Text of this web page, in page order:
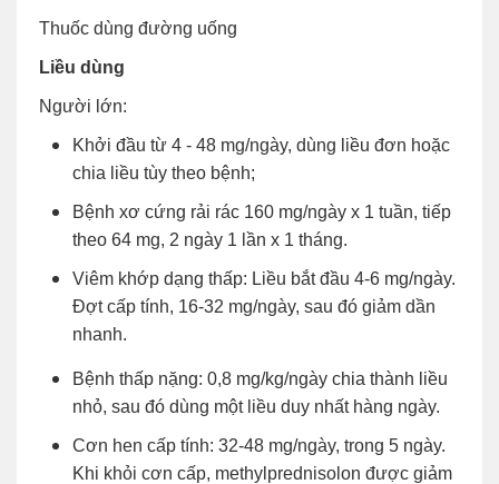
Thuốc dùng đường uống
Liều dùng
Người lớn:
Khởi đầu từ 4 - 48 mg/ngày, dùng liều đơn hoặc
chia liều tùy theo bệnh;
Bệnh xơ cứng rải rác 160 mg/ngày x 1 tuần, tiếp
theo 64 mg, 2 ngày 1 lần x 1 tháng.
Viêm khớp dạng thấp: Liều bắt đầu 4-6 mg/ngày.
Đợt cấp tính, 16-32 mg/ngày, sau đó giảm dần
nhanh.
Bệnh thấp nặng: 0,8 mg/kg/ngày chia thành liều
nhỏ, sau đó dùng một liều duy nhất hàng ngày.
Cơn hen cấp tính: 32-48 mg/ngày, trong 5 ngày.
Khi khỏi cơn cấp, methylprednisolon được giảm